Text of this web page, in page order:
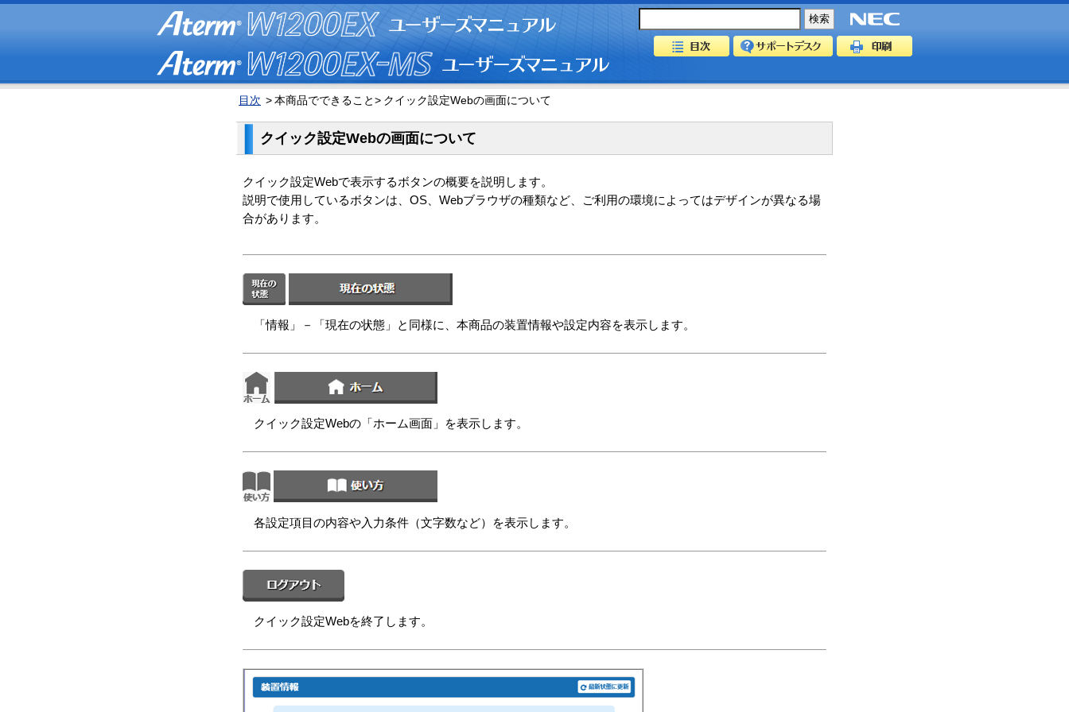
目次 >本商品でできること> クイック設定Webの画面について
クイック設定Webの画面について
クイック設定Webで表示するボタンの概要を説明します。
説明で使用しているボタンは、OS、Webブラウザの種類など、ご利用の環境によってはデザインが異なる場
合があります。
「情報」－「現在の状態」と同様に、本商品の装置情報や設定内容を表示します。
クイック設定Webの「ホーム画面」を表示します。
各設定項目の内容や入力条件（文字数など）を表示します。
クイック設定Webを終了します。